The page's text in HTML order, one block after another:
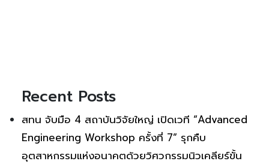
Recent Posts
สทน จับมือ 4 สถาบันวิจัยใหญ่ เปิดเวที “Advanced
Engineering Workshop ครั้งที่ 7” รุกคืบ
อุตสาหกรรมแห่งอนาคตด้วยวิศวกรรมนิวเคลียร์ขั้น